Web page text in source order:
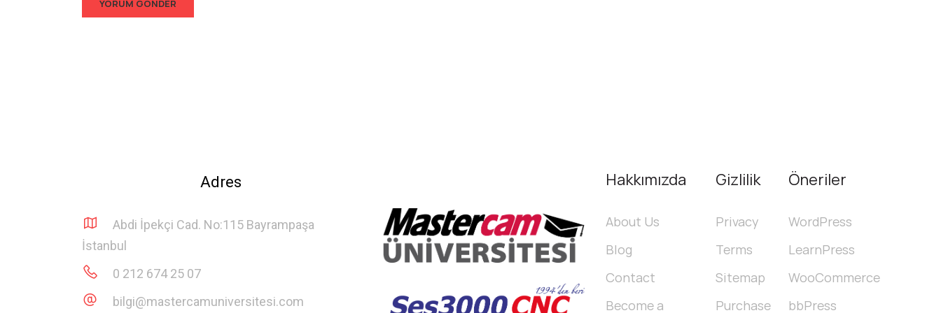
Adres
Abdi İpekçi Cad. No:115 Bayrampaşa
İstanbul
0 212 674 25 07
bilgi@mastercamuniversitesi.com
Hakkımızda
About Us
Blog
Contact
Become a
Gizlilik
Privacy
Terms
Sitemap
Purchase
Öneriler
WordPress
LearnPress
WooCommerce
bbPress